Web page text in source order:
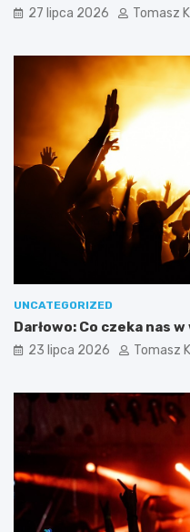
27 lipca 2026 Tomasz
UNCATEGORIZED
Darłowo: Co czeka nas
23 lipca 2026 Tomasz